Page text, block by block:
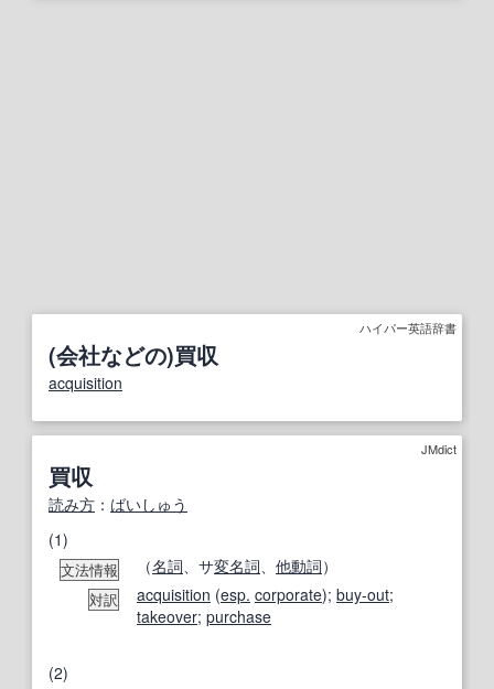
ハイパー英語辞書
(会社などの)買収
acquisition
JMdict
買収
読み方 ： ばいしゅう
(1)
文法情報 （名詞 、サ変名詞 他動詞）
対訳 acquisition (esp. corporate); buy-out;
takeover; purchase
(2)